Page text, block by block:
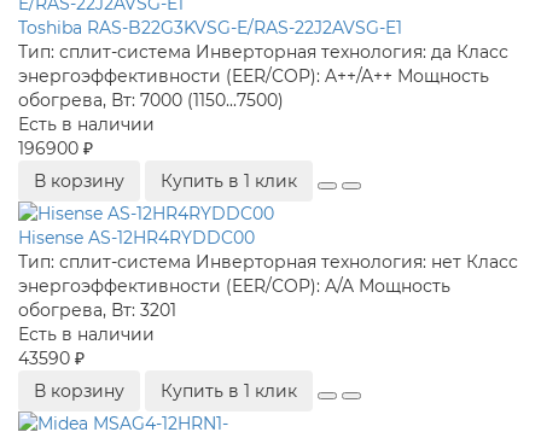
Toshiba RAS-B22G3KVSG-E/RAS-22J2AVSG-E1
Тип: сплит-система Инверторная технология: да Класс
энергоэффективности (EER/COP): A++/A++ Мощность
обогрева, Вт: 7000 (1150...7500)
Есть в наличии
196900 ₽
В корзину
Купить в 1 клик
Hisense AS-12HR4RYDDC00
Тип: сплит-система Инверторная технология: нет Класс
энергоэффективности (EER/COP): A/A Мощность
обогрева, Вт: 3201
Есть в наличии
43590 ₽
В корзину
Купить в 1 клик